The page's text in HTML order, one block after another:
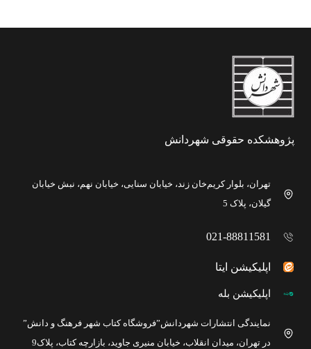
پژوهشکده حقوقی شهردانش
تهران، بلوار کریم‌خان زند، خیابان سنایی، خیابان نهم، نبش خیابان
گیلان، پلاک 5
021-88811581
اپلیکیشن ایتا
اپلیکیشن بله
نمایندگی انتشارات شهردانش”فروشگاه کتاب شهر فرهنگ و دانش”
در تهران، میدان انقلاب، خیابان منیری جاوید، بازارچه کتاب، پلاک9